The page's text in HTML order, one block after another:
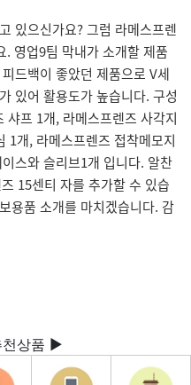
있으신가요? 그럼 라메스프렌
. 영업9팀 막내가 소개할 제품
드백이 좋았던 제품으로 V세
있어 활용도가 높습니다. 구성
샤프 1개, 라메스프렌즈 사각지
1개, 라메스프렌즈 접착메모지
스와 슬리브1개 입니다. 알찬
15센티 자를 추가할 수 있습
용품 소개를 마치겠습니다. 감
상품 ▶